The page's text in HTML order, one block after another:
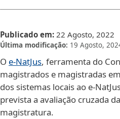
Publicado em 22 Agosto, 2022
Última modificação 19 Agosto,
O e-NatJus, ferramenta do
magistrados e magistradas
dos sistemas locais ao e-
prevista a avaliação cruzada
magistratura.